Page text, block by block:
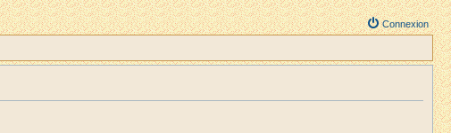
Connexion